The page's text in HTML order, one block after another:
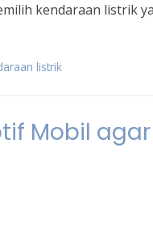
kendaraan listrik
listrik
Mobil